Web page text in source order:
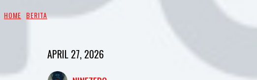
HOME BERITA
APRIL 27, 2026